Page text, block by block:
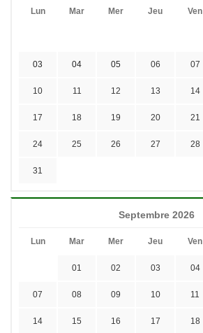
Lun Mar Mer Jeu Ven
03 04 05 06 07
10 11 12 13 14
17 18 19 20 21
24 25 26 27 28
31
Septembre 2026
Lun Mar Mer Jeu Ven
01 02 03 04
07 08 09 10 11
14 15 16 17 18